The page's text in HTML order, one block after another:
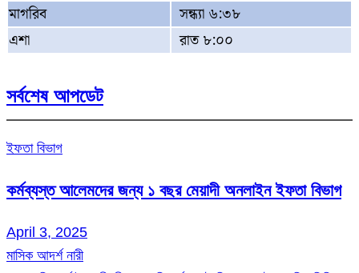
মাগরিব
সন্ধ্যা ৬:৩৮
এশা
রাত ৮:০০
সর্বশেষ আপডেট
ইফতা বিভাগ
কর্মব্যস্ত আলেমদের জন্য ১ বছর মেয়াদী অনলাইন ইফতা বিভাগ
April 3, 2025
মাসিক আদর্শ নারী